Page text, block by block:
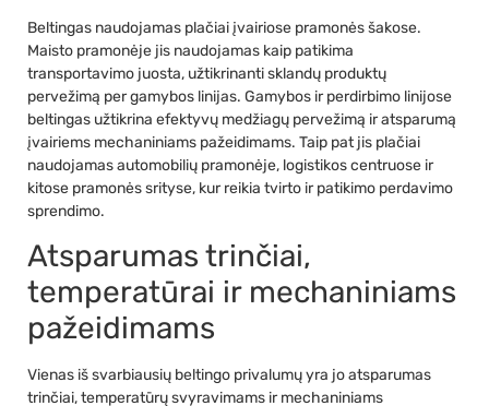
Beltingas naudojamas plačiai įvairiose pramonės šakose.
Maisto pramonėje jis naudojamas kaip patikima
transportavimo juosta, užtikrinanti sklandų produktų
pervežimą per gamybos linijas. Gamybos ir perdirbimo linijose
beltingas užtikrina efektyvų medžiagų pervežimą ir atsparumą
įvairiems mechaniniams pažeidimams. Taip pat jis plačiai
naudojamas automobilių pramonėje, logistikos centruose ir
kitose pramonės srityse, kur reikia tvirto ir patikimo perdavimo
sprendimo.
Atsparumas trinčiai,
temperatūrai ir mechaniniams
pažeidimams
Vienas iš svarbiausių beltingo privalumų yra jo atsparumas
trinčiai, temperatūrų svyravimams ir mechaniniams